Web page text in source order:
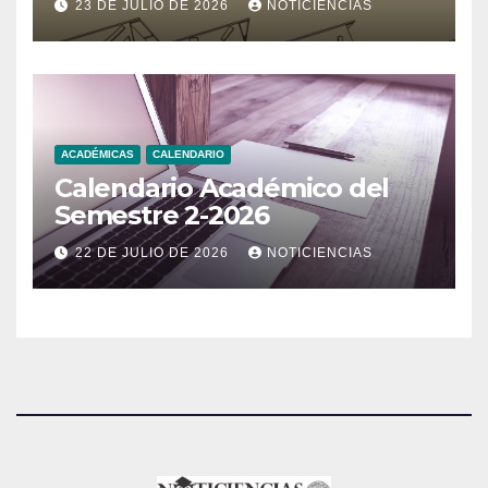
23 DE JULIO DE 2026 NOTICIENCIAS
ACADÉMICAS CALENDARIO
Calendario Académico del
Semestre 2-2026
22 DE JULIO DE 2026 NOTICIENCIAS